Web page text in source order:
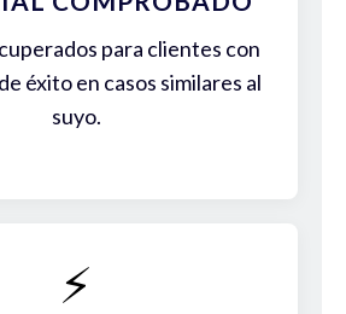
para clientes con
éxito en casos similares al
suyo.
⚡